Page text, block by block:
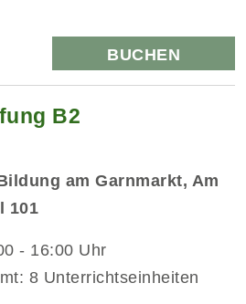
BUCHEN
B2
am Garnmarkt, Am
101
- 16:00 Uhr
8 Unterrichtseinheiten